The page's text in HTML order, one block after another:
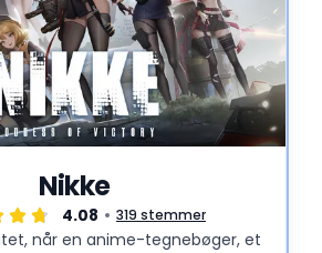
Nikke
4.08 319 stemmer
når en anime-tegnebøger, et